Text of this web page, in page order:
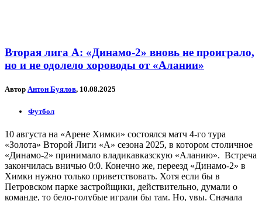
Вторая лига А: «Динамо-2» вновь не проиграло,
но и не одолело хороводы от «Алании»
Автор Антон Буялов, 10.08.2025
Футбол
10 августа на «Арене Химки» состоялся матч 4-го тура
«Золота» Второй Лиги «А» сезона 2025, в котором столичное
«Динамо-2» принимало владикавказскую «Аланию». Встреча
закончилась вничью 0:0. Конечно же, переезд «Динамо-2» в
Химки нужно только приветствовать. Хотя если бы в
Петровском парке застройщики, действительно, думали о
команде, то бело-голубые играли бы там. Но, увы. Сначала